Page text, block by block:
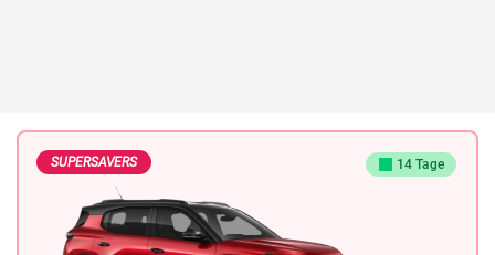
SUPERSAVERS 14 Tage